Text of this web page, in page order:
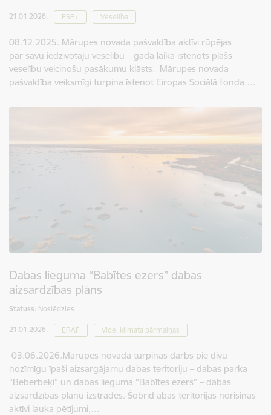
21.01.2026. ESF+ Veselība
08.12.2025. Mārupes novada pašvaldība aktīvi rūpējas
par savu iedzīvotāju veselību – gada laikā īstenots plašs
veselību veicinošu pasākumu klāsts. Mārupes novada
pašvaldība veiksmīgi turpina īstenot Eiropas Sociālā fonda …
Dabas lieguma “Babītes ezers” dabas
aizsardzības plāns
Statuss: Noslēdzies
21.01.2026. ERAF Vide, klimata pārmaiņas
03.06.2026.Mārupes novadā turpinās darbs pie divu
nozīmīgu īpaši aizsargājamu dabas teritoriju – dabas parka
“Beberbeķi” un dabas lieguma “Babītes ezers” – dabas
aizsardzības plānu izstrādes. Šobrīd abās teritorijās norisinās
aktīvi lauka pētījumi,…